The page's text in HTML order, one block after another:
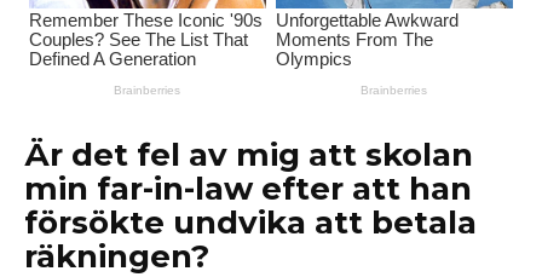
Är det fel av mig att skolan
min far-in-law efter att han
försökte undvika att betala
räkningen?